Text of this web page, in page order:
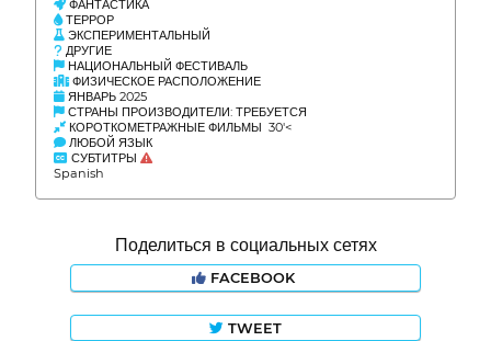
ФАНТАСТИКА
ТЕРРОР
ЭКСПЕРИМЕНТАЛЬНЫЙ
ДРУГИЕ
НАЦИОНАЛЬНЫЙ ФЕСТИВАЛЬ
ФИЗИЧЕСКОЕ РАСПОЛОЖЕНИЕ
ЯНВАРЬ 2025
СТРАНЫ ПРОИЗВОДИТЕЛИ: ТРЕБУЕТСЯ
КОРОТКОМЕТРАЖНЫЕ ФИЛЬМЫ 30'<
ЛЮБОЙ ЯЗЫК
СУБТИТРЫ
Spanish
Поделиться в социальных сетях
FACEBOOK
TWEET